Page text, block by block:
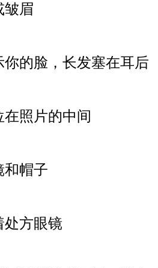
皱眉
的脸，长发塞在耳后
照片的中间
和帽子
处方眼镜